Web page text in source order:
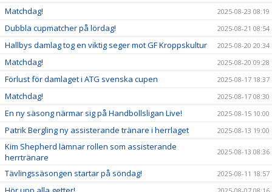
Matchdag! 2025-08-23 08:19
Dubbla cupmatcher på lördag! 2025-08-21 08:54
Hallbys damlag tog en viktig seger mot GF Kroppskultur 2025-08-20 20:34
Matchdag! 2025-08-20 09:28
Förlust för damlaget i ATG svenska cupen 2025-08-17 18:37
Matchdag! 2025-08-17 08:30
En ny säsong närmar sig på Handbollsligan Live! 2025-08-15 10:00
Patrik Bergling ny assisterande tränare i herrlaget 2025-08-13 19:00
Kim Shepherd lämnar rollen som assisterande
herrtränare
2025-08-13 08:36
Tävlingssäsongen startar på söndag! 2025-08-11 18:57